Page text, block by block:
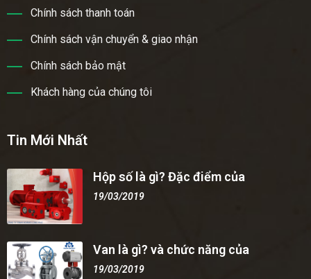
Chính sách thanh toán
Chính sách vận chuyển & giao nhận
Chính sách bảo mật
Khách hàng của chúng tôi
Tin Mới Nhất
Hộp số là gì? Đặc điểm của
19/03/2019
Van là gì? và chức năng của
19/03/2019